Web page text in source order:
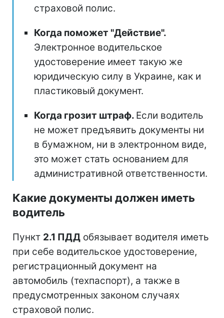
страховой полис.
Когда поможет "Действие".
Электронное водительское
удостоверение имеет такую же
юридическую силу в Украине, как и
пластиковый документ.
Когда грозит штраф. Если водитель
не может предъявить документы ни
в бумажном, ни в электронном виде,
это может стать основанием для
административной ответственности.
Какие документы должен иметь
водитель
Пункт 2.1 ПДД обязывает водителя иметь
при себе водительское удостоверение,
регистрационный документ на
автомобиль (техпаспорт), а также в
предусмотренных законом случаях
страховой полис.